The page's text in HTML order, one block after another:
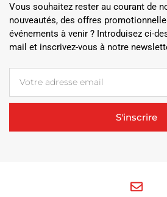
Vous souhaitez rester au courant de
nouveautés, des offres
événements à venir ? Introduisez ci-
mail et inscrivez-vous à notre
S'inscrire